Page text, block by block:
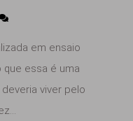
em ensaio
essa é uma
viver pelo